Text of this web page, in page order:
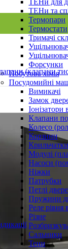
ТЕНи та
Термопари
Термостати
Тримачі
Форсунки
Побутова хімія
Посудомийні
Вимикачі
Замок
Клапани
Колесо
Корзини
Модулі
Насоси
Ніжки
Патрубки
Петлі
Пружини
Реле рівня
Різне
Сальники
Тени
(клапани